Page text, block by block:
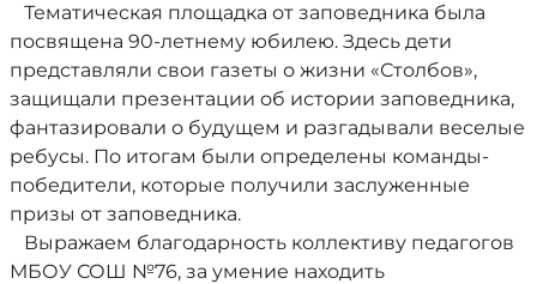
Тематическая площадка от заповедника была
посвящена 90-летнему юбилею. Здесь дети
представляли свои газеты о жизни «Столбов»,
защищали презентации об истории заповедника,
фантазировали о будущем и разгадывали веселые
ребусы. По итогам были определены команды-
победители, которые получили заслуженные
призы от заповедника.
Выражаем благодарность коллективу педагогов
МБОУ СОШ №76, за умение находить